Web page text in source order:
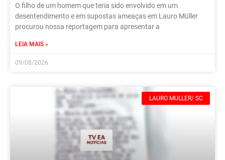
O filho de um homem que teria sido envolvido em um
desentendimento e em supostas ameaças em Lauro Müller
procurou nossa reportagem para apresentar a
LEIA MAIS »
09/08/2026
LAURO MULLER/ SC